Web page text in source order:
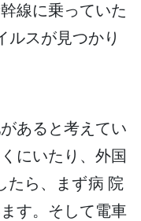
線に乗っていた
ルスが見つかり
があると考えてい
くにいたり、 外国
たら、まず病院
す。そして電車